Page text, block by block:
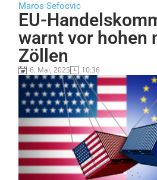
Maros Sefocvic
EU-
warnt vor hohen
Zöllen
6. Mai, 2025 10:36